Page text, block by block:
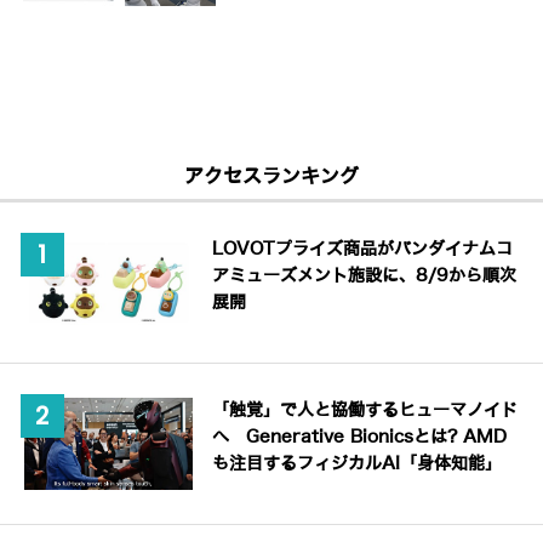
アクセスランキング
LOVOTプライズ商品がバンダイナムコ
アミューズメント施設に、8/9から順次
展開
「触覚」で人と協働するヒューマノイド
へ Generative Bionicsとは? AMD
も注目するフィジカルAI「身体知能」